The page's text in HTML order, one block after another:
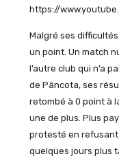
https://
Malgré ses
un point. Un match
l’autre club qui n’a
de Pâncota, ses
retombé à 0 point à
une de plus. Plus
protesté en refusant
quelques jours plus